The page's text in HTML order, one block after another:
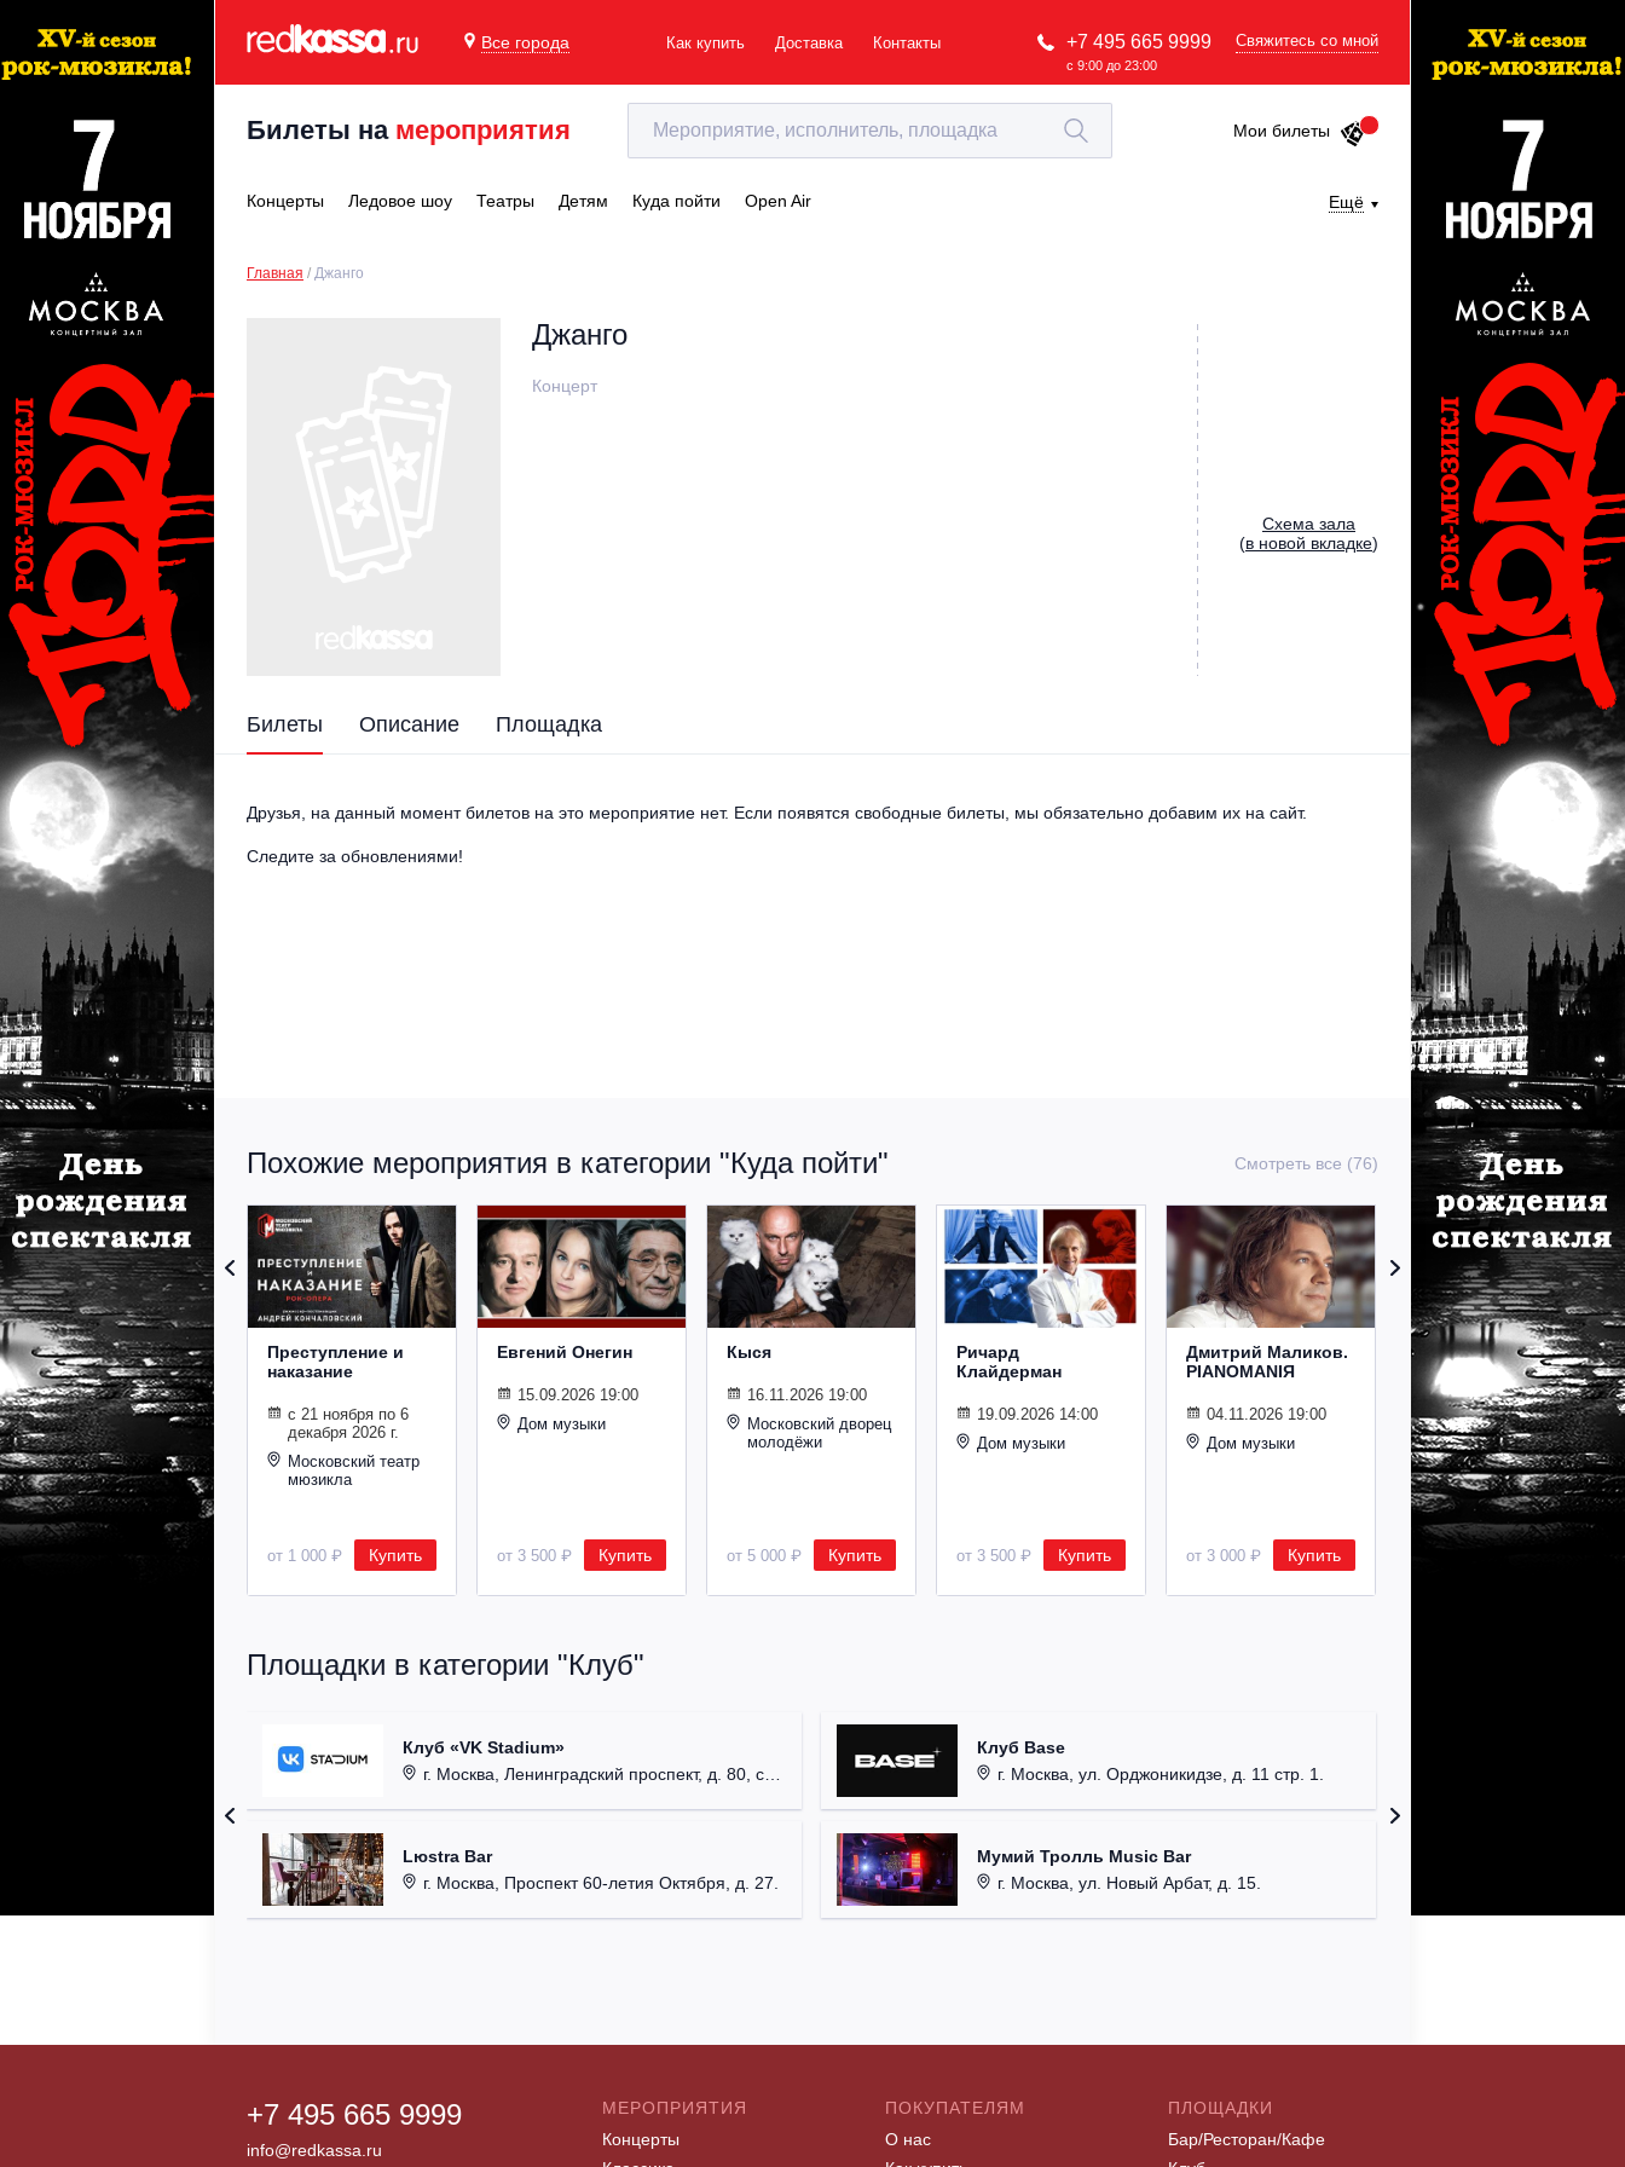
Все города Как купить Доставка Контакты +7 495 665 9999
с 9:00 до 23:00
Свяжитесь со мной
Билеты на мероприятия Мои билеты
Концерты Ледовое шоу Театры Детям Куда пойти Open Air Ещё
Главная Джанго
Джанго
Концерт
Cхема зала
(в новой вкладке)
Билеты Описание Площадка
Друзья, на данный момент билетов на это мероприятие нет. Если появятся свободные билеты, мы обязательно добавим их на сайт.
Следите за обновлениями!
Похожие мероприятия в категории "Куда пойти" Смотреть все (76)
Преступление и
наказание
с 21 ноября по 6
декабря 2026 г.
Московский театр
мюзикла
от 1 000 ₽ Купить
Евгений Онегин
15.09.2026 19:00
Дом музыки
от 3 500 ₽ Купить
Кыся
16.11.2026 19:00
Московский дворец
молодёжи
от 5 000 ₽ Купить
Ричард
Клайдерман
19.09.2026 14:00
Дом музыки
от 3 500 ₽ Купить
Дмитрий Маликов.
PIANOMANIЯ
04.11.2026 19:00
Дом музыки
от 3 000 ₽ Купить
Рождественский
концерт
Владимира
Спивакова
24.12.2026 19:00
Дом музыки
Площадки в категории "Клуб"
Клуб «VK Stadium»
г. Москва, Ленинградский проспект, д. 80, стр. 17.
Lюstra Bar
г. Москва, Проспект 60-летия Октября, д. 27.
Клуб Base
г. Москва, ул. Орджоникидзе, д. 11 стр. 1.
Мумий Тролль Music Bar
г. Москва, ул. Новый Арбат, д. 15.
+7 495 665 9999
info@redkassa.ru
МЕРОПРИЯТИЯ
Концерты
ПОКУПАТЕЛЯМ
О нас
ПЛОЩАДКИ
Бар/Ресторан/Кафе